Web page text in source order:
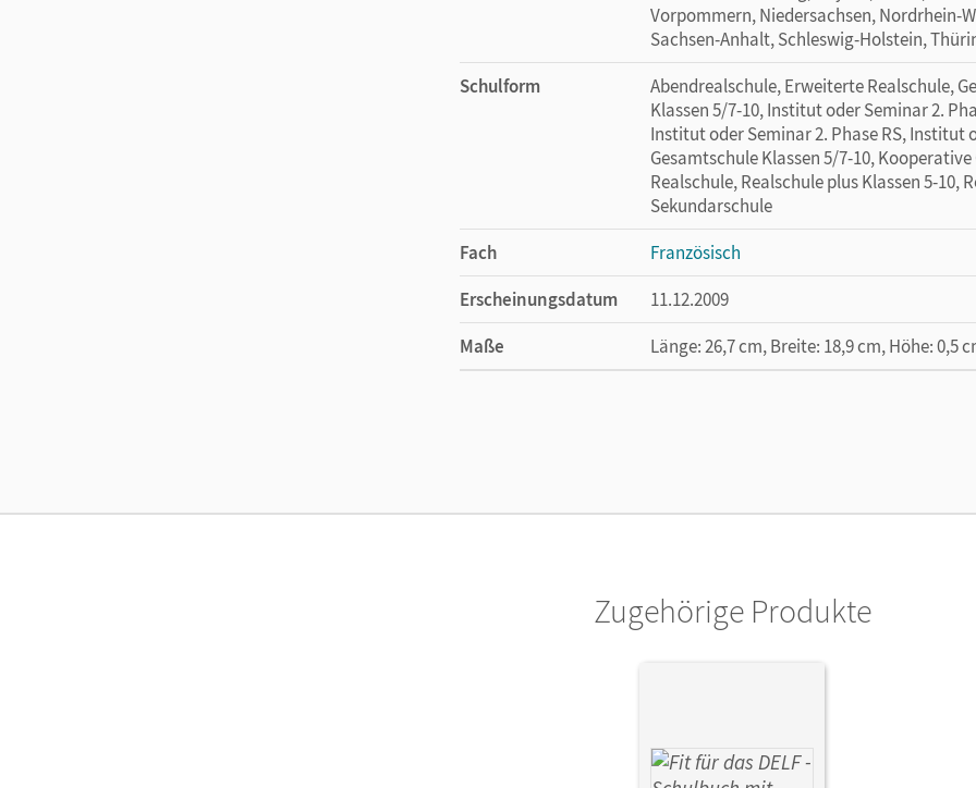
Vorpommern, Niedersachsen, Nordrhein-
Sachsen-Anhalt, Schleswig-Holstein,
Schulform
Abendrealschule, Erweiterte Realschule,
Klassen 5/7-10, Institut oder Seminar 2.
Institut oder Seminar 2. Phase RS, Institut
Gesamtschule Klassen 5/7-10,
Realschule, Realschule plus Klassen 5-10,
Sekundarschule
Fach
Französisch
Erscheinungsdatum
11.12.2009
Maße
Länge: 26,7 cm, Breite: 18,9 cm, Höhe: 0,5
Zugehörige Produkte